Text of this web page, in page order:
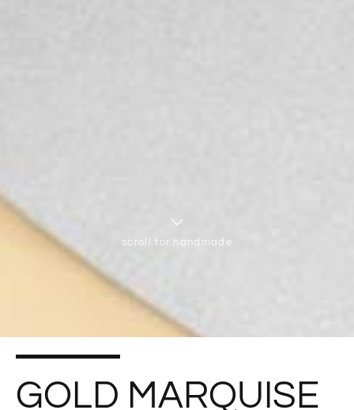
scroll for handmade
GOLD MARQUISE